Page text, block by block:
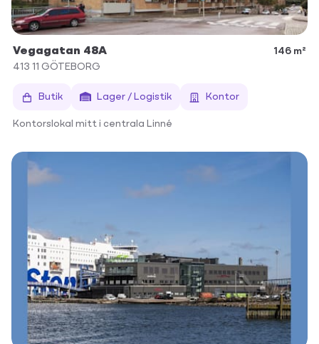
Vegagatan 48A
146 m²
413 11 GÖTEBORG
Butik Lager / Logistik Kontor
Kontorslokal mitt i centrala Linné